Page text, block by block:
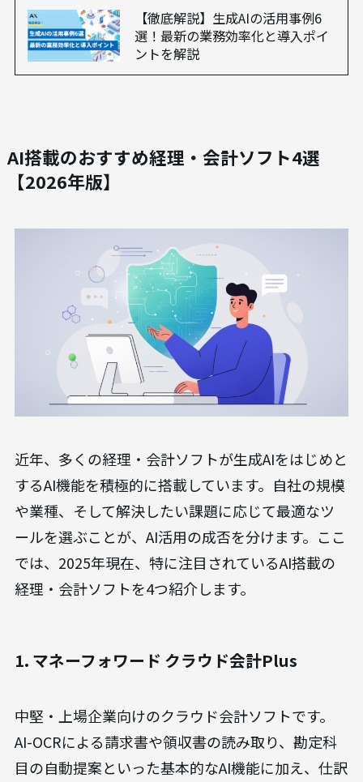
【徹底解説】生成AIの活用事例6
選！最新の業務効率化と導入ポイ
ントを解説
AI搭載のおすすめ経理・会計ソフト4選
【2026年版】
近年、多くの経理・会計ソフトが生成AIをはじめと
するAI機能を積極的に搭載しています。自社の規模
や業種、そして解決したい課題に応じて最適なツ
ールを選ぶことが、AI活用の成否を分けます。ここ
では、2025年現在、特に注目されているAI搭載の
経理・会計ソフトを4つ紹介します。
1. マネーフォワード クラウド会計Plus
中堅・上場企業向けのクラウド会計ソフトです。
AI-OCRによる請求書や領収書の読み取り、勘定科
目の自動提案といった基本的なAI機能に加え、仕訳